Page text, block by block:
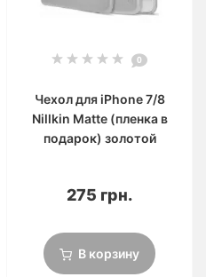
0
Чехол для iPhone 7/8
Nillkin Matte (пленка в
подарок) золотой
275 грн.
В корзину